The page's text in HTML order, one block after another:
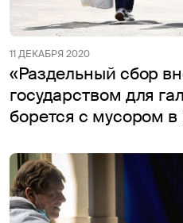
11 ДЕКАБРЯ 2020
«Раздельный сбор
государством для
борется с мусором в